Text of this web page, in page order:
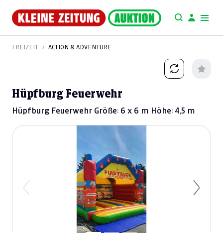
FREIZEIT ACTION & ADVENTURE
Hüpfburg Feuerwehr
Hüpfburg Feuerwehr Größe: 6 x 6 m Höhe: 4,5 m
Previous Next